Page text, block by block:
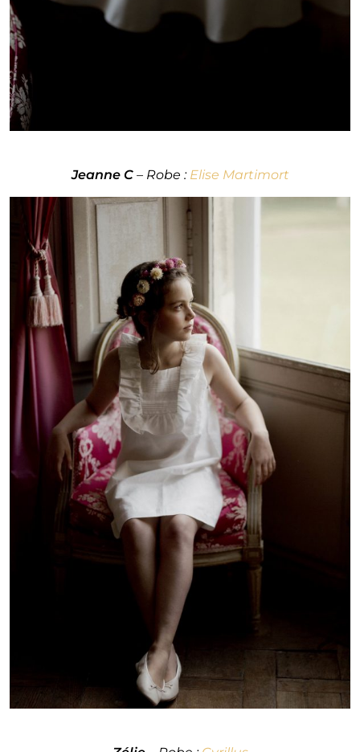
Jeanne C– Robe : Elise Martimort